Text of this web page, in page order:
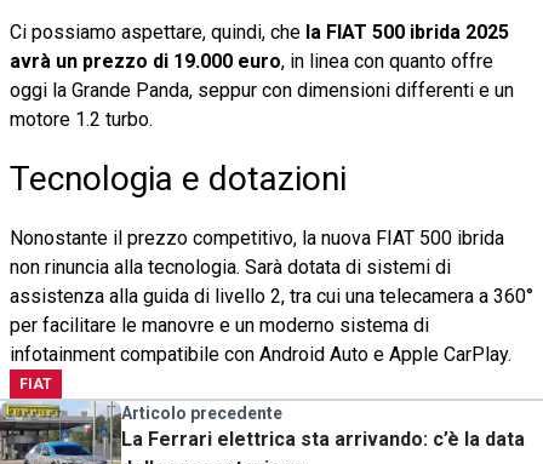
Ci possiamo aspettare, quindi, che la FIAT 500 ibrida 2025
avrà un prezzo di 19.000 euro, in linea con quanto offre
oggi la Grande Panda, seppur con dimensioni differenti e un
motore 1.2 turbo.
Tecnologia e dotazioni
Nonostante il prezzo competitivo, la nuova FIAT 500 ibrida
non rinuncia alla tecnologia. Sarà dotata di sistemi di
assistenza alla guida di livello 2, tra cui una telecamera a 360°
per facilitare le manovre e un moderno sistema di
infotainment compatibile con Android Auto e Apple CarPlay.
FIAT
Articolo precedente
La Ferrari elettrica sta arrivando: c’è la data